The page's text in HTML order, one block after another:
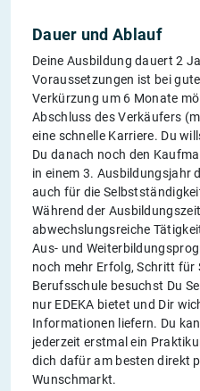
Dauer und Ablauf
Deine Ausbildung dauert 2
Voraussetzungen ist bei
Verkürzung um 6 Monate
Abschluss des Verkäufers
eine schnelle Karriere. Du
Du danach noch den
in einem 3. Ausbildungsjahr
auch für die
Während der
abwechslungsreiche
Aus- und
noch mehr Erfolg, Schritt für
Berufsschule besuchst Du
nur EDEKA bietet und Dir
Informationen liefern. Du
jederzeit erstmal ein
dich dafür am besten direkt
Wunschmarkt.